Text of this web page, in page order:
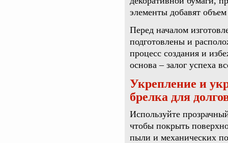
элементы добавят
Перед началом
подготовлены и
процесс создания и
основа – залог успеха
Укрепление и
брелка для
Используйте
чтобы покрыть
пыли и механических